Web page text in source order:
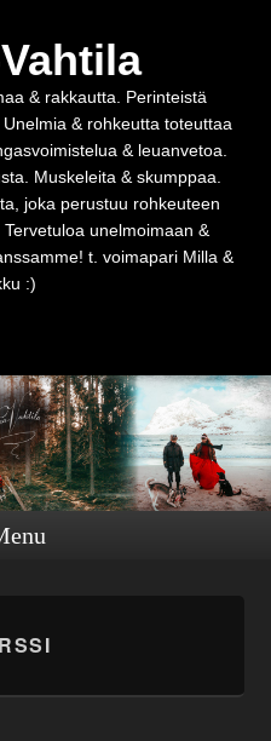
& rakkautta. Perinteistä
& rohkeutta toteuttaa
& leuanvetoa.
Muskeleita & skumppaa.
joka perustuu rohkeuteen
unelmoimaan &
t. voimapari Milla &
:)